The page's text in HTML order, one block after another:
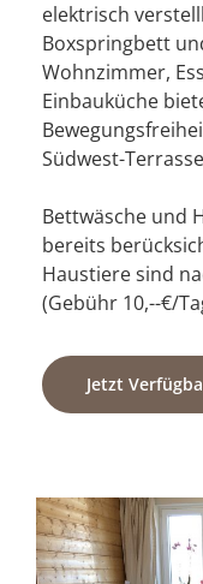
elektrisch
Boxspringbett
Wohnzimmer,
Einbauküche
Südwest-
Bettwäsche und
bereits
Haustiere sind
(Gebühr 10,--€/
Jetzt